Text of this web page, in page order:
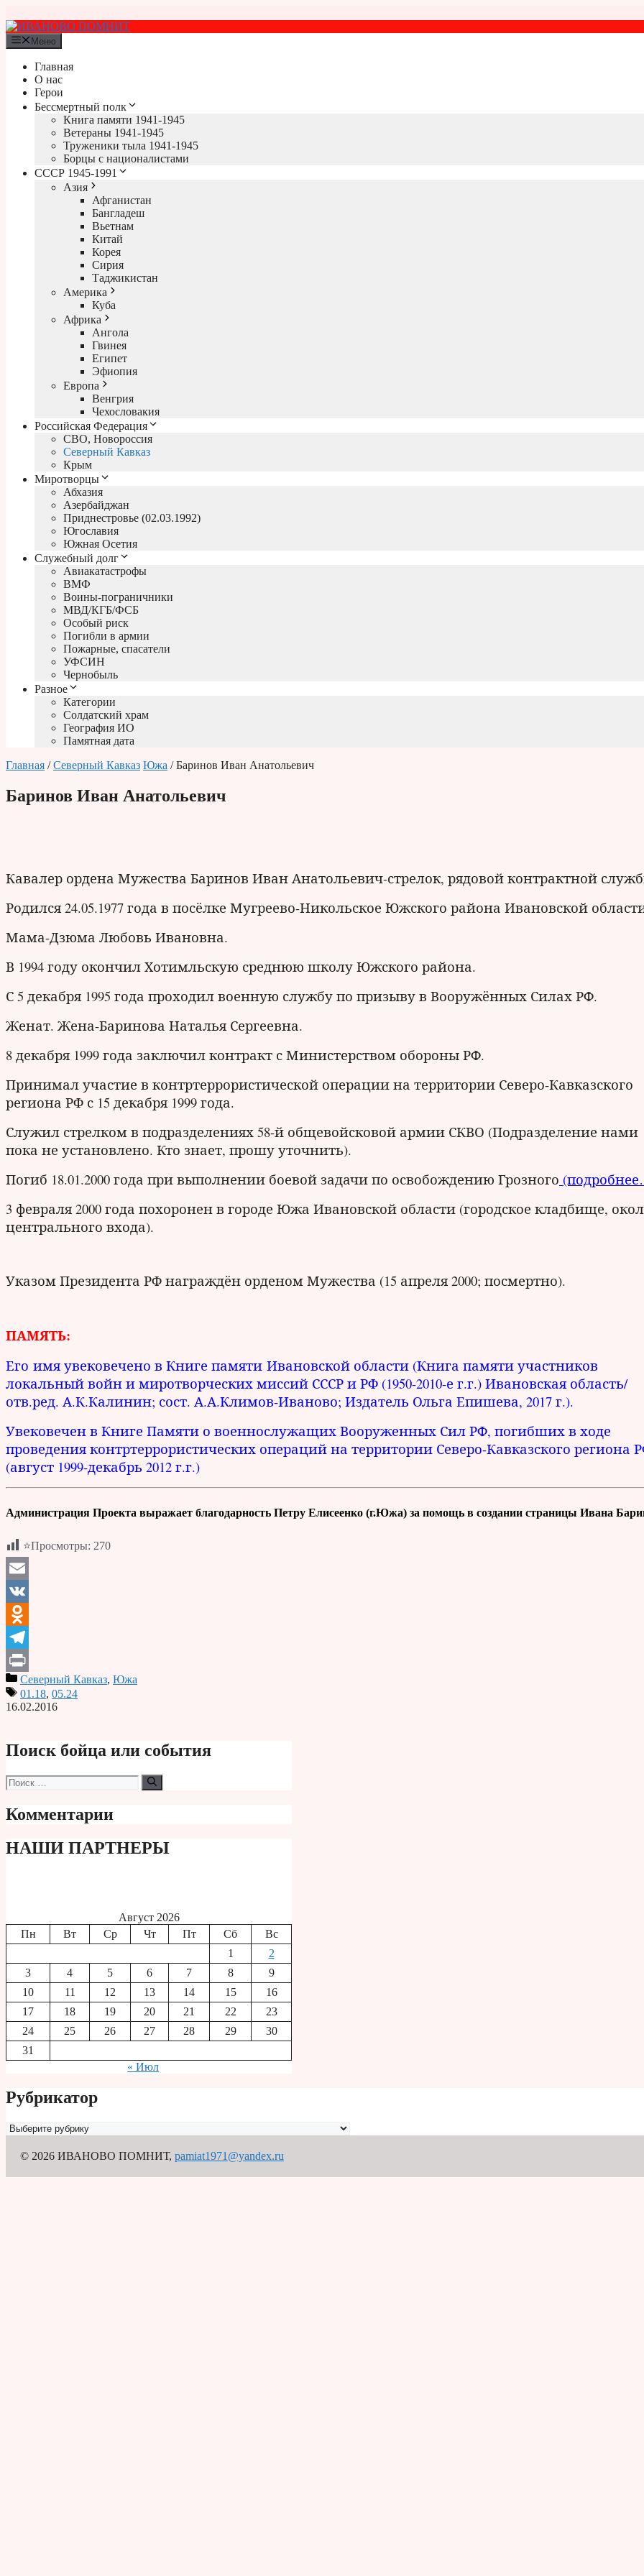
к
содержимому
Меню
Главная
О нас
Герои
Бессмертный полк
Книга памяти 1941-1945
Ветераны 1941-1945
Труженики тыла 1941-1945
Борцы с националистами
СССР 1945-1991
Азия
Афганистан
Бангладеш
Вьетнам
Китай
Корея
Сирия
Таджикистан
Америка
Куба
Африка
Ангола
Гвинея
Египет
Эфиопия
Европа
Венгрия
Чехословакия
Российская Федерация
СВО, Новороссия
Северный Кавказ
Крым
Миротворцы
Абхазия
Азербайджан
Приднестровье (02.03.1992)
Югославия
Южная Осетия
Служебный долг
Авиакатастрофы
ВМФ
Воины-пограничники
МВД/КГБ/ФСБ
Особый риск
Погибли в армии
Пожарные, спасатели
УФСИН
Чернобыль
Разное
Категории
Солдатский храм
География ИО
Памятная дата
Главная /Северный Кавказ Южа / Баринов Иван Анатольевич
Баринов Иван Анатольевич
Кавалер ордена Мужества Баринов Иван Анатольевич-стрелок, рядовой контрактной
Родился 24.05.1977 года в посёлке Мугреево-Никольское Южского района Ивановской
Мама-Дзюма Любовь Ивановна.
В 1994 году окончил Хотимльскую среднюю школу Южского района.
С 5 декабря 1995 года проходил военную службу по призыву в Вооружённых Силах РФ.
Женат. Жена-Баринова Наталья Сергеевна.
8 декабря 1999 года заключил контракт с Министерством обороны РФ.
Принимал участие в контртеррористической операции на территории Северо-Кавказского
региона РФ с 15 декабря 1999 года.
Служил стрелком в подразделениях 58-й общевойсковой армии СКВО (Подразделение нами
пока не установлено. Кто знает, прошу уточнить).
Погиб 18.01.2000 года при выполнении боевой задачи по освобождению Грозного
3 февраля 2000 года похоронен в городе Южа Ивановской области (городское кладбище,
центрального входа).
Указом Президента РФ награждён орденом Мужества (15 апреля 2000; посмертно).
ПАМЯТЬ:
Его имя увековечено в Книге памяти Ивановской области (Книга памяти участников
локальный войн и миротворческих миссий СССР и РФ (1950-2010-е г.г.) Ивановская область/
отв.ред. А.К.Калинин; сост. А.А.Климов-Иваново; Издатель Ольга Епишева, 2017 г.).
Увековечен в Книге Памяти о военнослужащих Вооруженных Сил РФ, погибших в ходе
проведения контртеррористических операций на территории Северо-Кавказского региона
(август 1999-декабрь 2012 г.г.)
Администрация Проекта выражает благодарность Петру Елисеенко (г.Южа) за помощь в создании страницы Ивана
⭐Просмотры: 270
Email
VK
Odnoklassniki
Telegram
PrintСеверный Кавказ, Южа
01.18, 05.24
16.02.2016
Поиск бойца или события
Поиск:
Комментарии
НАШИ ПАРТНЕРЫ
Август 2026
Пн
Вт Ср Чт Пт Сб
Вс
1
2
3
4 5 6 7 8
9
10
11 12 13 14 15
16
17
18 19 20 21 22
23
24
25 26 27 28 29
30
31
« Июл
Рубрикатор
Рубрикатор
© 2026 ИВАНОВО ПОМНИТ, pamiat1971@yandex.ru